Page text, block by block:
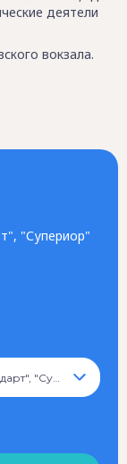
деятели
вокзала.
"Супериор"
3 дня А Отель Фонтанка 3*, Номера "Стандарт", "Супериор", 12 100 ₽